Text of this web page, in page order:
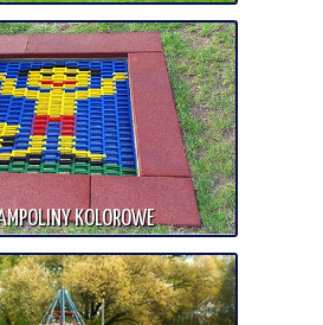
KOLOROWE